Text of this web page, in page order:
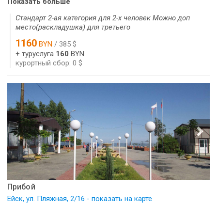
Стандарт 2-ая категория для 2-х человек Можно доп
место(раскладушка) для третьего
1160 BYN / 385 $
+ туруслуга 160 BYN
курортный сбор: 0 $
Прибой
Ейск, ул. Пляжная, 2/16 - показать на карте